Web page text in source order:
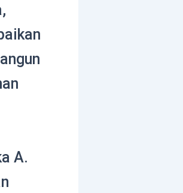
A.